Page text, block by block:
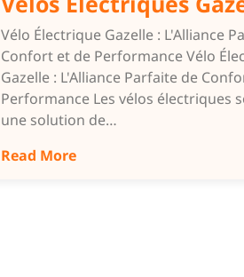
Vélo Électrique Gazelle : L'Alliance
Confort et de Performance Vélo
Gazelle : L'Alliance Parfaite de
Performance Les vélos électriques
une solution de…
Read More